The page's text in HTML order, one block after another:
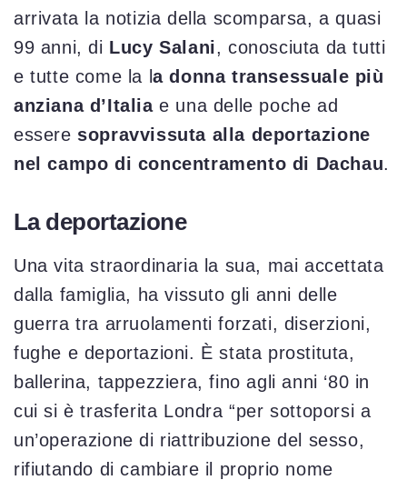
arrivata la notizia della scomparsa, a quasi
99 anni, di Lucy Salani, conosciuta da tutti
e tutte come la la donna transessuale più
anziana d’Italiae una delle poche ad
essere sopravvissuta alla deportazione
nel campo di concentramento di Dachau.
La deportazione
Una vita straordinaria la sua, mai accettata
dalla famiglia, ha vissuto gli anni delle
guerra tra arruolamenti forzati, diserzioni,
fughe e deportazioni. È stata prostituta,
ballerina, tappezziera, fino agli anni ‘80 in
cui si è trasferita Londra “per sottoporsi a
un’operazione di riattribuzione del sesso,
rifiutando di cambiare il proprio nome